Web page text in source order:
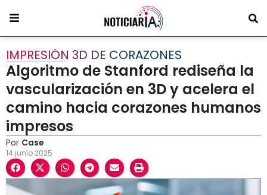
IMPRESIÓN 3D DE CORAZONES
Algoritmo de Stanford rediseña la
vascularización en 3D y acelera el
camino hacia corazones humanos
impresos
Por Case
14 junio 2025